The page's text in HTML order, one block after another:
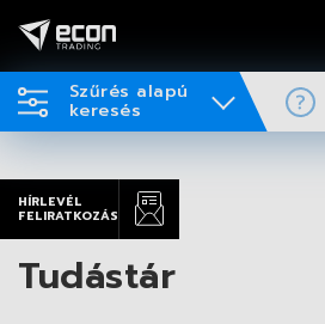
Szűrés alapú
keresés
HÍRLEVÉL
FELIRATKOZÁS
Tudástár